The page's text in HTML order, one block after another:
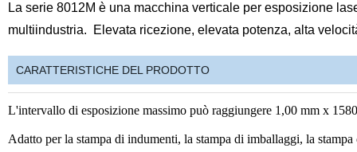
La serie 8012M è una macchina verticale per esposizione
multiindustria.
Elevata ricezione, elevata potenza, alta
CARATTERISTICHE DEL PRODOTTO
L'intervallo di esposizione massimo può raggiungere 1,00 mm x
Adatto per la stampa di indumenti, la stampa di imballaggi, la